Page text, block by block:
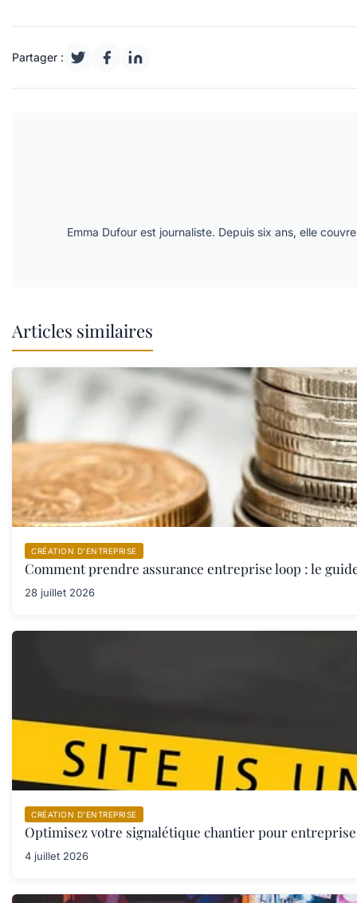
Partager :
Emma Dufour est journaliste. Depuis six ans, elle
Articles similaires
CRÉATION D’ENTREPRISE
Comment prendre assurance entreprise loop : le
28 juillet 2026
CRÉATION D’ENTREPRISE
Optimisez votre signalétique chantier pour entreprise
4 juillet 2026